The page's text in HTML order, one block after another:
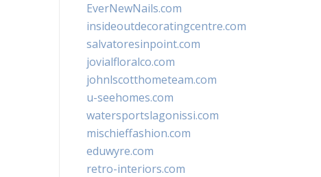
EverNewNails.com
insideoutdecoratingcentre.com
salvatoresinpoint.com
jovialfloralco.com
johnlscotthometeam.com
u-seehomes.com
watersportslagonissi.com
mischieffashion.com
eduwyre.com
retro-interiors.com